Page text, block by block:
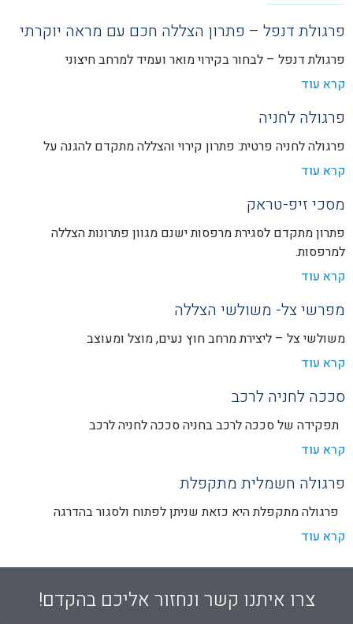
פרגולת דנפל – פתרון הצללה חכם עם מראה יוקרתי
פרגולת דנפל – לבחור בקירוי מואר ועמיד למרחב חיצוני
קרא עוד
פרגולה לחניה
פרגולה לחניה פרטית: פתרון קירוי והצללה מתקדם להגנה על
קרא עוד
מסכי זיפ-טראק
פתרון מתקדם לסגירת מרפסות ישנם מגוון פתרונות הצללה
למרפסות.
קרא עוד
מפרשי צל- משולשי הצללה
משולשי צל – ליצירת מרחב חוץ נעים, מוצל ומעוצב
קרא עוד
סככה לחניה לרכב
תפקידה של סככה לרכב בחניה סככה לחניה לרכב
קרא עוד
פרגולה חשמלית מתקפלת
פרגולה מתקפלת היא כזאת שניתן לפתוח ולסגור בהדרגה
קרא עוד
צרו איתנו קשר ונחזור אליכם בהקדם!